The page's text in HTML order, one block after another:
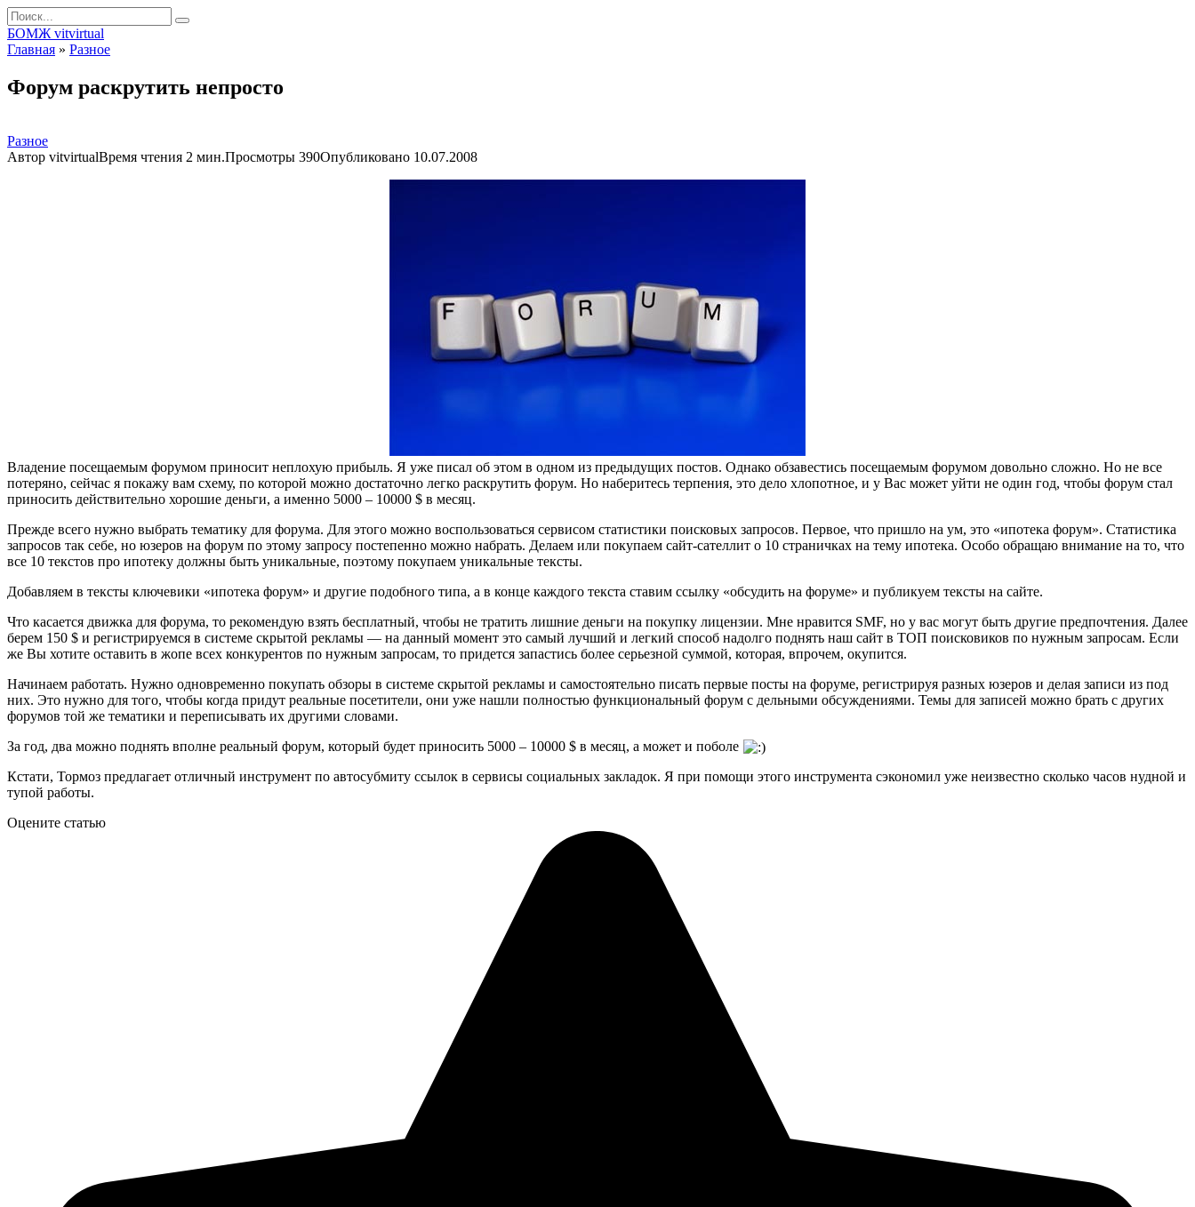
Перейти
к
контенту
Search
for:
БОМЖ vitvirtual
Главная » Разное
Форум раскрутить непросто
Разное
Автор vitvirtualВремя чтения 2 мин.Просмотры 390Опубликовано 10.07.2008
Владение посещаемым форумом приносит неплохую прибыль. Я уже писал об этом в одном из предыдущих постов. Однако обзавестись посещаемым форумом довольно сложно. Но не все
потеряно, сейчас я покажу вам схему, по которой можно достаточно легко раскрутить форум. Но наберитесь терпения, это дело хлопотное, и у Вас может уйти не один год, чтобы форум стал
приносить действительно хорошие деньги, а именно 5000 – 10000 $ в месяц.
Прежде всего нужно выбрать тематику для форума. Для этого можно воспользоваться сервисом статистики поисковых запросов. Первое, что пришло на ум, это «ипотека форум». Статистика
запросов так себе, но юзеров на форум по этому запросу постепенно можно набрать. Делаем или покупаем сайт-сателлит о 10 страничках на тему ипотека. Особо обращаю внимание на то, что
все 10 текстов про ипотеку должны быть уникальные, поэтому покупаем уникальные тексты.
Добавляем в тексты ключевики «ипотека форум» и другие подобного типа, а в конце каждого текста ставим ссылку «обсудить на форуме» и публикуем тексты на сайте.
Что касается движка для форума, то рекомендую взять бесплатный, чтобы не тратить лишние деньги на покупку лицензии. Мне нравится SMF, но у вас могут быть другие предпочтения. Далее
берем 150 $ и регистрируемся в системе скрытой рекламы — на данный момент это самый лучший и легкий способ надолго поднять наш сайт в ТОП поисковиков по нужным запросам. Если
же Вы хотите оставить в жопе всех конкурентов по нужным запросам, то придется запастись более серьезной суммой, которая, впрочем, окупится.
Начинаем работать. Нужно одновременно покупать обзоры в системе скрытой рекламы и самостоятельно писать первые посты на форуме, регистрируя разных юзеров и делая записи из под
них. Это нужно для того, чтобы когда придут реальные посетители, они уже нашли полностью функциональный форум с дельными обсуждениями. Темы для записей можно брать с других
форумов той же тематики и переписывать их другими словами.
За год, два можно поднять вполне реальный форум, который будет приносить 5000 – 10000 $ в месяц, а может и поболе
Кстати, Тормоз предлагает отличный инструмент по автосубмиту ссылок в сервисы социальных закладок. Я при помощи этого инструмента сэкономил уже неизвестно сколько часов нудной и
тупой работы.
Оцените статью